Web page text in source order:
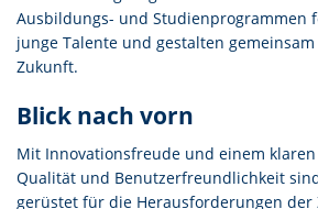
Ausbildungs- und Studienprogrammen
junge Talente und gestalten
Zukunft.
Blick nach vorn
Mit Innovationsfreude und einem
Qualität und Benutzerfreundlichkeit
gerüstet für die Herausforderungen der